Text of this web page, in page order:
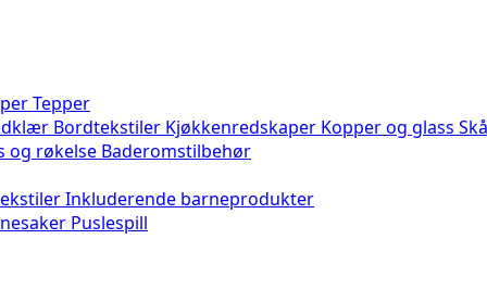
Tepper
Bordtekstiler Kjøkkenredskaper Kopper og glass
og røkelse Baderomstilbehør
Inkluderende barneprodukter
Puslespill